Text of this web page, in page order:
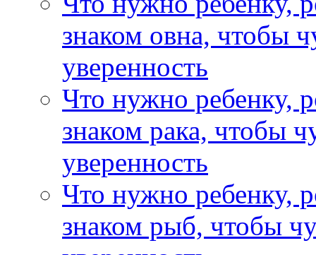
знаком овна, чтобы
уверенность
Что нужно ребенку,
знаком рака, чтобы
уверенность
Что нужно ребенку,
знаком рыб, чтобы